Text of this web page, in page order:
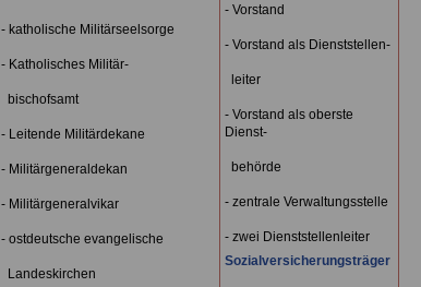
- katholische Militärseelsorge
- Katholisches Militär-
bischofsamt
- Leitende Militärdekane
- Militärgeneraldekan
- Militärgeneralvikar
- ostdeutsche evangelische
Landeskirchen
- Vorstand
- Vorstand als Dienststellen-
leiter
- Vorstand als oberste
Dienst-
behörde
- zentrale Verwaltungsstelle
- zwei Dienststellenleiter
Sozialversicherungsträger